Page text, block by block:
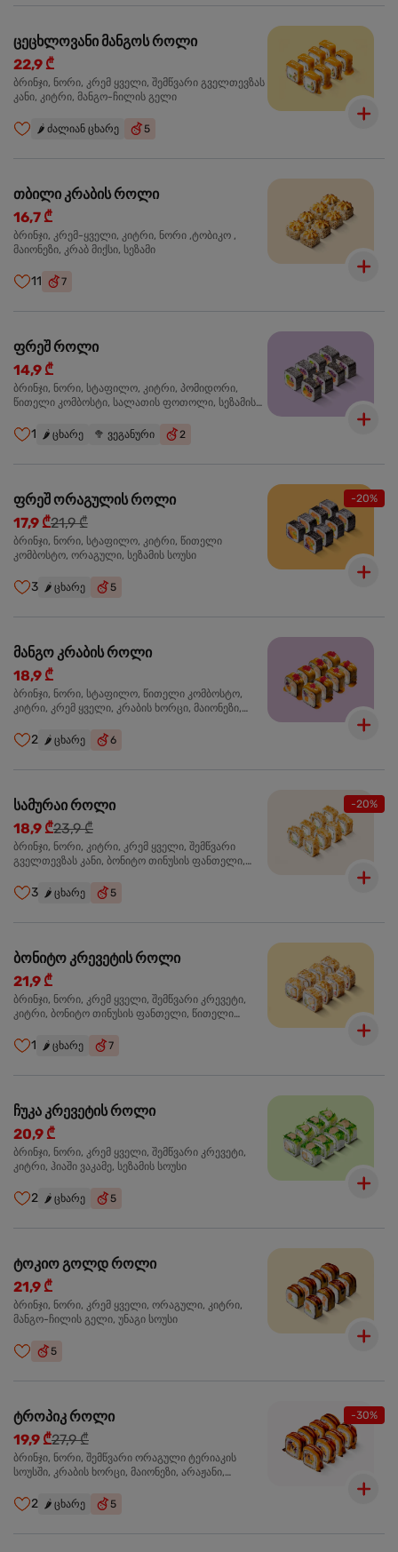
ცეცხლოვანი მანგოს როლი
22,9 ₾
ბრინჯი, ნორი, კრემ ყველი, შემწვარი გველთევზას
კანი, კიტრი, მანგო-ჩილის გელი
🌶️ ძალიან ცხარე 5
თბილი კრაბის როლი
16,7 ₾
ბრინჯი, კრემ-ყველი, კიტრი, ნორი ,ტობიკო ,
მაიონეზი, კრაბ მიქსი, სეზამი
11 7
ფრეშ როლი
14,9 ₾
ბრინჯი, ნორი, სტაფილო, კიტრი, პომიდორი,
წითელი კომბოსტი, სალათის ფოთოლი, სეზამის
1 🌶️ ცხარე 🥦 ვეგანური 2
-20%
ფრეშ ორაგულის როლი
17,9 ₾21,9 ₾
ბრინჯი, ნორი, სტაფილო, კიტრი, წითელი
კომბოსტო, ორაგული, სეზამის სოუსი
3 🌶️ ცხარე 5
მანგო კრაბის როლი
18,9 ₾
ბრინჯი, ნორი, სტაფილო, წითელი კომბოსტო,
კიტრი, კრემ ყველი, კრაბის ხორცი, მაიონეზი,
2 🌶️ ცხარე 6
-20%
სამურაი როლი
18,9 ₾23,9 ₾
ბრინჯი, ნორი, კიტრი, კრემ ყველი, შემწვარი
გველთევზას კანი, ბონიტო თინუსის ფანთელი,
3 🌶️ ცხარე 5
ბონიტო კრევეტის როლი
21,9 ₾
ბრინჯი, ნორი, კრემ ყველი, შემწვარი კრევეტი,
კიტრი, ბონიტო თინუსის ფანთელი, წითელი
1 🌶️ ცხარე 7
ჩუკა კრევეტის როლი
20,9 ₾
ბრინჯი, ნორი, კრემ ყველი, შემწვარი კრევეტი,
კიტრი, ჰიაში ვაკამე, სეზამის სოუსი
2 🌶️ ცხარე 5
ტოკიო გოლდ როლი
21,9 ₾
ბრინჯი, ნორი, კრემ ყველი, ორაგული, კიტრი,
მანგო-ჩილის გელი, უნაგი სოუსი
5
-30%
ტროპიკ როლი
19,9 ₾27,9 ₾
ბრინჯი, ნორი, შემწვარი ორაგული ტერიაკის
სოუსში, კრაბის ხორცი, მაიონეზი, არაჟანი,
სოუსი, მანგო-ჩილის გელი
2 🌶️ ცხარე 5